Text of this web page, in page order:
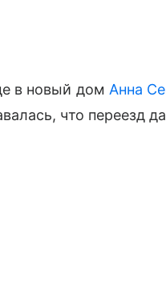
в новый дом Анна
что переезд